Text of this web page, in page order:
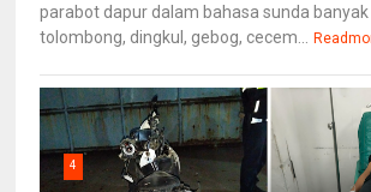
parabot dapur dalam bahasa sunda
tolombong, dingkul, gebog, cecem...
4